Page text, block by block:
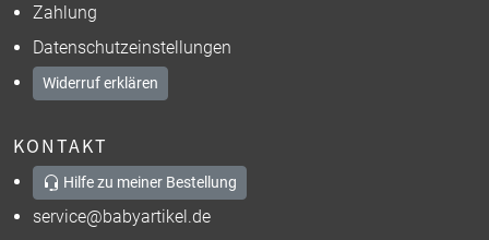
Zahlung
Datenschutzeinstellungen
Widerruf erklären
KONTAKT
Hilfe zu meiner Bestellung
service@babyartikel.de